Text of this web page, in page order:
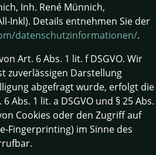
Inh. René Münnich,
Inkl). Details entnehmen Sie der
datenschutzinformationen/.
Art. 6 Abs. 1 lit. f DSGVO. Wir
zuverlässigen Darstellung
abgefragt wurde, erfolgt die
1 lit. a DSGVO und § 25 Abs.
Cookies oder den Zugriff auf
Fingerprinting) im Sinne des